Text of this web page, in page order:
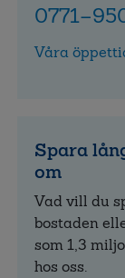
Våra
Spara
om
Vad vill du
bostaden
som 1,3
hos oss.